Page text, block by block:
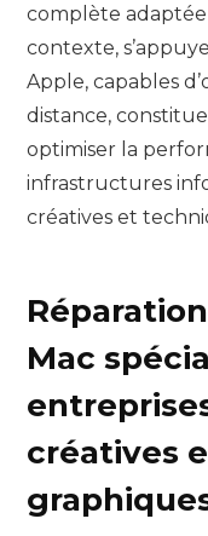
complète adaptée
contexte,
Apple, capables
distance,
optimiser la
infrastructures
créatives et
Mac
créatives